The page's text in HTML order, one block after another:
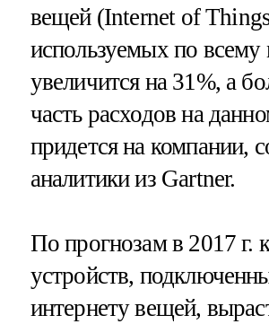
вещей (Internet of
используемых по всему
увеличится на 31%, а
часть расходов на
придется на компании,
аналитики из Gartner.
По прогнозам в 2017 г.
устройств,
интернету вещей,